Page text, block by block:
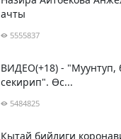
ачты
5555837
ВИДЕО(+18) -
секирип". Өс...
5484825
Кытай бийлиги